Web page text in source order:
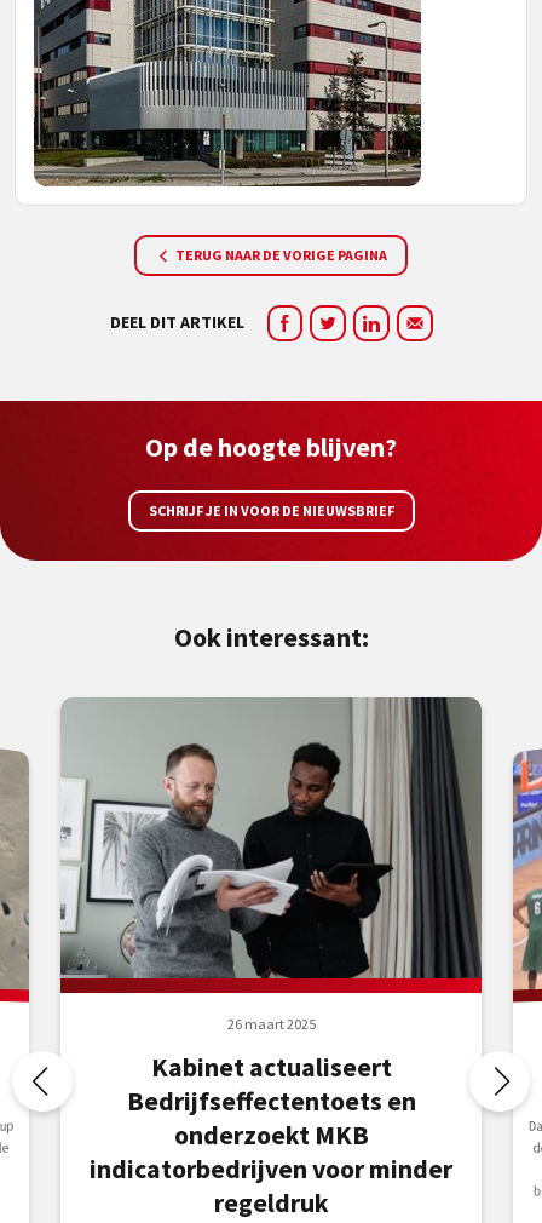
TERUG NAAR DE VORIGE PAGINA
DEEL DIT ARTIKEL
Op de hoogte blijven?
SCHRIJF JE IN VOOR DE NIEUWSBRIEF
Ook interessant:
26 maart 2025
Kabinet actualiseert
Bedrijfseffectentoets en
onderzoekt MKB
indicatorbedrijven voor minder
regeldruk